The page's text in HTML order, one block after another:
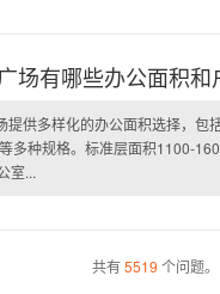
场有哪些办公面积和
提供多样化的办公面积选择，
多种规格。标准层面积1100-
室...
共有5519 个问题。